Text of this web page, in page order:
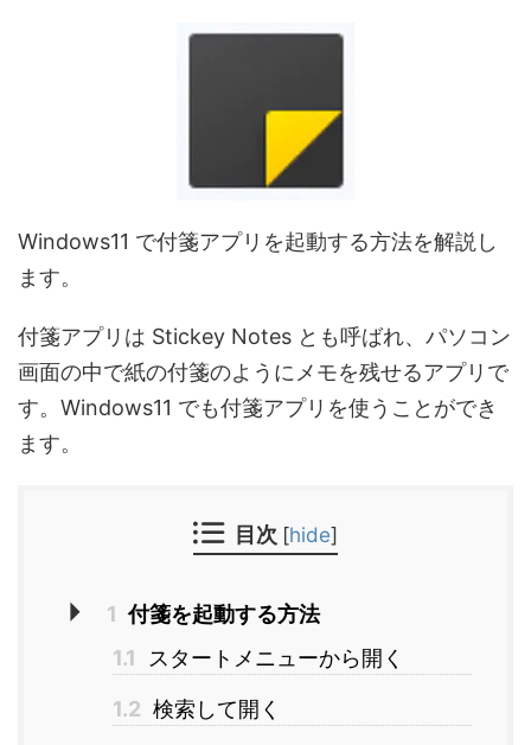
Windows11 で付箋アプリを起動する方法を解説し
ます。
付箋アプリは Stickey Notes とも呼ばれ、パソコン
画面の中で紙の付箋のようにメモを残せるアプリで
す。Windows11 でも付箋アプリを使うことができ
ます。
目次 [hide]
1 付箋を起動する方法
1.1
スタートメニューから開く
1.2 検索して開く